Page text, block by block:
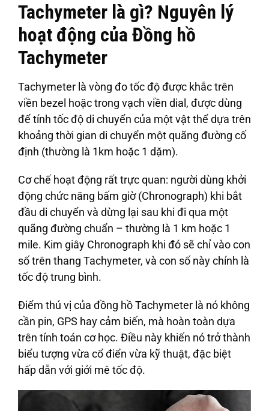
Tachymeter là gì? Nguyên lý
hoạt động của Đồng hồ
Tachymeter
Tachymeter là vòng đo tốc độ được khắc trên
viền bezel hoặc trong vạch viền dial, được dùng
để tính tốc độ di chuyển của một vật thể dựa trên
khoảng thời gian di chuyển một quãng đường cố
định (thường là 1km hoặc 1 dặm).
Cơ chế hoạt động rất trực quan: người dùng khởi
động chức năng bấm giờ (Chronograph) khi bắt
đầu di chuyển và dừng lại sau khi đi qua một
quãng đường chuẩn – thường là 1 km hoặc 1
mile. Kim giây Chronograph khi đó sẽ chỉ vào con
số trên thang Tachymeter, và con số này chính là
tốc độ trung bình.
Điểm thú vị của đồng hồ Tachymeter là nó không
cần pin, GPS hay cảm biến, mà hoàn toàn dựa
trên tính toán cơ học. Điều này khiến nó trở thành
biểu tượng vừa cổ điển vừa kỹ thuật, đặc biệt
hấp dẫn với giới mê tốc độ.